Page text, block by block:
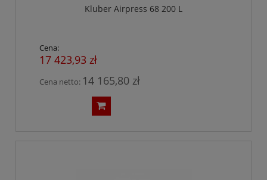
Kluber Airpress 68 200 L
Cena:
17 423,93 zł
Cena netto: 14 165,80 zł